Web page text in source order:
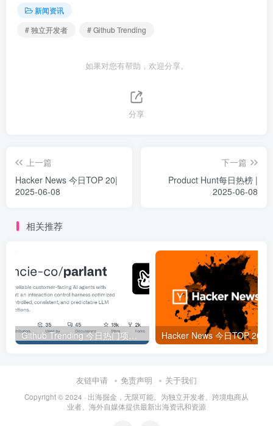
新闻资讯
# 独立开发者
# Github Trending
如果对您有帮助，欢迎分享。
分享
上一篇
Hacker News 今日TOP 20|
2025-06-08
下一篇
Product Hunt每日热榜 |
2025-06-08
相关推荐
Github Trending 今日热门项目 | 2025-09-06
友链申请 免责声明 关于我们
Copyright © 2024 · 出海掘金，无限可能。为独立开发者、跨境电商从
业者、海外自媒体提供最新出海资讯和资源